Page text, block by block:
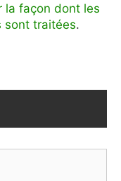
la façon dont les
sont traitées.